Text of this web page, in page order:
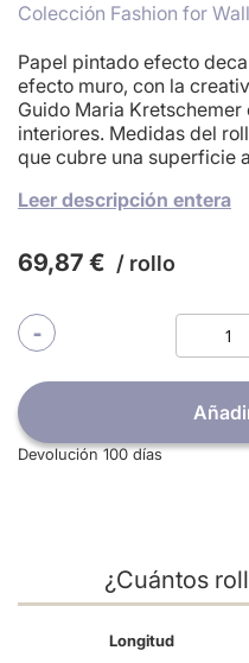
the
of
the
images
gallery
Colección Fashion for
Papel pintado efecto
efecto muro, con la
Guido Maria
interiores. Medidas del
que cubre una superficie
sin tiempo de espera
Leer descripción entera
69,87 € / rollo
-
Devolución 100 días
¿Cuántos
Longitud